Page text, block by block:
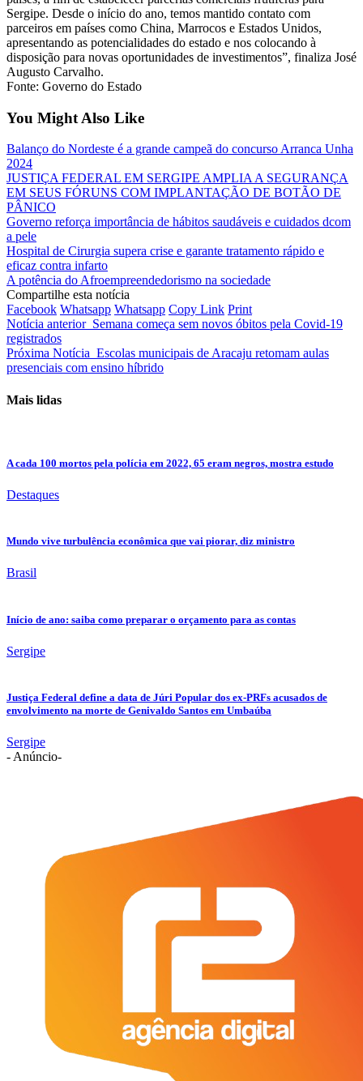
Sergipe. Desde o início do ano, temos mantido contato com
parceiros em países como China, Marrocos e Estados Unidos,
apresentando as potencialidades do estado e nos colocando à
disposição para novas oportunidades de investimentos”, finaliza José
Augusto Carvalho.
Fonte: Governo do Estado
You Might Also Like
Balanço do Nordeste é a grande campeã do concurso Arranca Unha
2024
JUSTIÇA FEDERAL EM SERGIPE AMPLIA A SEGURANÇA
EM SEUS FÓRUNS COM IMPLANTAÇÃO DE BOTÃO DE
PÂNICO
Governo reforça importância de hábitos saudáveis e cuidados dcom
a pele
Hospital de Cirurgia supera crise e garante tratamento rápido e
eficaz contra infarto
A potência do Afroempreendedorismo na sociedade
Compartilhe esta notícia
Facebook Whatsapp Whatsapp Copy Link Print
Notícia anterior Semana começa sem novos óbitos pela Covid-19
registrados
Próxima Notícia Escolas municipais de Aracaju retomam aulas
presenciais com ensino híbrido
Mais lidas
A cada 100 mortos pela polícia em 2022, 65 eram negros, mostra estudo
Destaques
Mundo vive turbulência econômica que vai piorar, diz ministro
Brasil
Início de ano: saiba como preparar o orçamento para as contas
Sergipe
Justiça Federal define a data de Júri Popular dos ex-PRFs acusados de
envolvimento na morte de Genivaldo Santos em Umbaúba
Sergipe
- Anúncio-